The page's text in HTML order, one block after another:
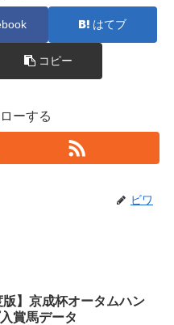
はてブ
コピー
ーする
ビワ
版】京成杯オータムハン
賞馬データ